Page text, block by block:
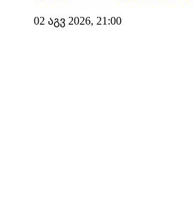
02 აგვ 2026, 21:00